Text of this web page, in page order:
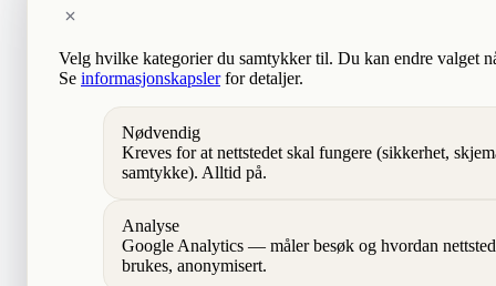
Velg hvilke kategorier du samtykker til. Du kan endre valget
Se informasjonskapslerfor detaljer.
Nødvendig
Kreves for at nettstedet skal fungere (sikkerhet,
samtykke). Alltid på.
Analyse
Google Analytics — måler besøk og hvordan
brukes, anonymisert.